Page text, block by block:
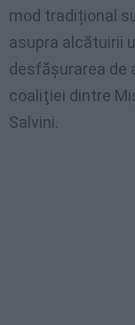
mod tradițional
asupra alcătuirii
desfăşurarea de
coaliţiei dintre
Salvini.